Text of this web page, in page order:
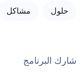
حلول مشاكل
شارك البرنامج